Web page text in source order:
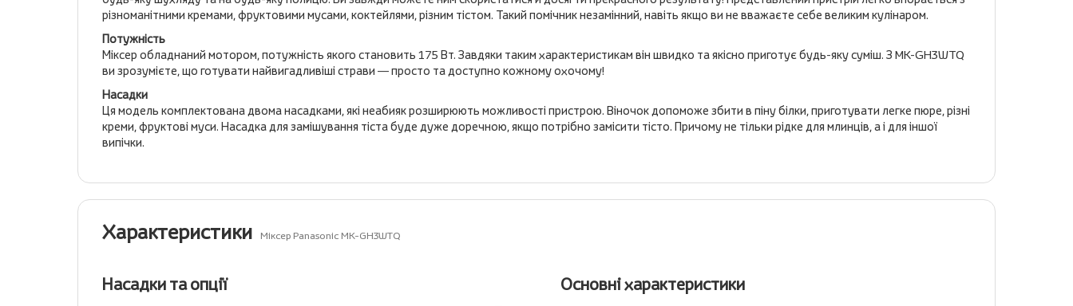
різноманітними кремами, фруктовими мусами, коктейлями, різним тістом. Такий помічник незамінний, навіть якщо ви не вважаєте себе великим кулінаром.
Потужність
Міксер обладнаний мотором, потужність якого становить 175 Вт. Завдяки таким характеристикам він швидко та якісно приготує будь-яку суміш. З MK-GH3WTQ
ви зрозумієте, що готувати найвигадливіші страви — просто та доступно кожному охочому!
Насадки
Ця модель комплектована двома насадками, які неабияк розширюють можливості пристрою. Віночок допоможе збити в піну білки, приготувати легке пюре, різні
креми, фруктові муси. Насадка для замішування тіста буде дуже доречною, якщо потрібно замісити тісто. Причому не тільки рідке для млинців, а і для іншої
випічки.
Характеристики Міксер Panasonic MK-GH3WTQ
Насадки та опції Основні характеристики